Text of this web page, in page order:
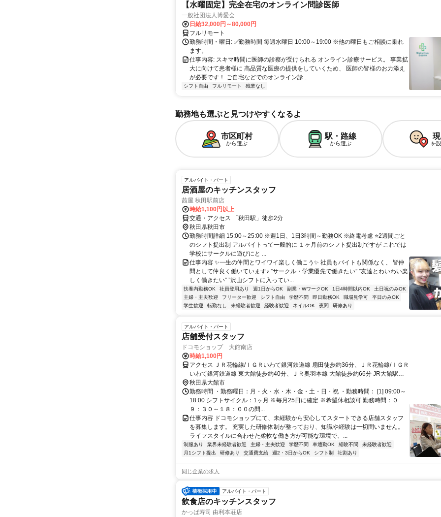
【水曜固定】完全在宅のオンライン問診医師
一般社団法人博愛会
日給32,000円～80,000円
フルリモート
勤務時間・曜日: ✅勤務時間 毎週水曜日 10:00～19:00 ※他の曜日もご相談に乗れ
ます。
仕事内容: スキマ時間に医師の診察が受けられる オンライン診療サービス。 事業拡
大に向けて患者様に 高品質な医療の提供をしていくため、 医師の皆様のお力添え
が必要です！ ご自宅などでのオンライン診...
シフト自由 フルリモート 残業なし
勤務地も選ぶと見つけやすくなるよ
市区町村
から選ぶ
駅・路線
から選ぶ を
アルバイト・パート
居酒屋のキッチンスタッフ
茜屋 秋田駅前店
時給1,100円以上
交通・アクセス 「秋田駅」徒歩2分
秋田県秋田市
勤務時間詳細 15:00～25:00 ※週1日、1日3時間～勤務OK ※終電考慮 ⭐2週間ごと
のシフト提出制 アルバイトって一般的に １ヶ月前のシフト提出制ですが これでは
学校にサークルに遊びにと ...
仕事内容 ✨一生の仲間とワイワイ楽しく働こう✨ 社員もバイトも関係なく、 皆仲
間として仲良く働いています♪ ”サークル・学業優先で働きたい” ”友達とわいわい楽
しく働きたい” ”沢山シフトに入ってい...
扶養内勤務OK 社員登用あり 週1日からOK 副業・WワークOK 1日4時間以内OK
土日祝のみOK
主婦・主夫歓迎
フリーター歓迎 シフト自由 学歴不問 即日勤務OK 職場見学可
平日のみOK
学生歓迎
転勤なし 未経験者歓迎 経験者歓迎 ネイルOK 夜間 研修あり
アルバイト・パート
店舗受付スタッフ
ドコモショップ 大館南店
時給1,100円
アクセス ＪＲ花輪線/ＩＧＲいわて銀河鉄道線 扇田徒歩約36分、ＪＲ花輪線/ＩＧＲ
いわて銀河鉄道線 東大館徒歩約40分、ＪＲ奥羽本線 大館徒歩約66分 JR大館駅よ
りバス20分
秋田県大館市
勤務時間 ・勤務曜日：月・火・水・木・金・土・日・祝 ・勤務時間： [1] 09:00～
18:00 シフトサイクル：1ヶ月 ※毎月25日に確定 ※希望休相談可 勤務時間：０
９：３０～１８：００の間...
仕事内容 ドコモショップにて、未経験から安心してスタートできる店舗スタッフ
を募集します。 充実した研修体制が整っており、知識や経験は一切問いません。
ライフスタイルに合わせた柔軟な働き方が可能な環境で、...
制服あり 業界未経験者歓迎 主婦・主夫歓迎 学歴不問 車通勤OK 経験不問
未経験者歓迎
月1シフト提出
研修あり 交通費支給 週2・3日からOK シフト制 社割あり
同じ企業の求人
アルバイト・パート
飲食店のキッチンスタッフ
かっぱ寿司 由利本荘店